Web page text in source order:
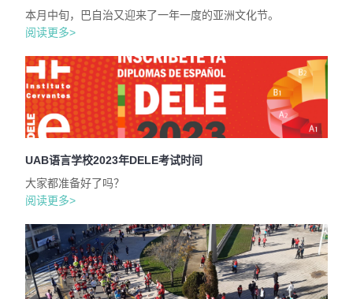
本月中旬，巴自治又迎来了一年一度的亚洲文化节。
阅读更多>
UAB语言学校2023年DELE考试时间
大家都准备好了吗？
阅读更多>